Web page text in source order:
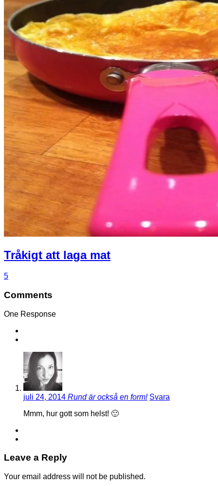
Tråkigt att laga mat
5
Comments
One Response
juli 24, 2014 Rund är också en form! Svara
Mmm, hur gott som helst! 🙂
Leave a Reply
Your email address will not be published.